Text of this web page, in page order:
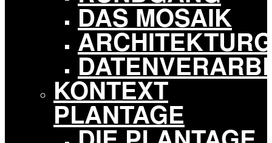
DAS MOSAIK
KONTEXT
PLANTAGE